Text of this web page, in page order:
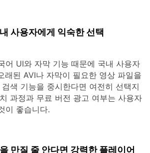
사용자에게 익숙한 선택
어 UI와 자막 기능 때문에 국내 사용자
래된 AVI나 자막이 필요한 영상 파일을
색 기능을 중시한다면 여전히 선택지
과정과 무료 버전 광고 여부는 사용자
이 좋습니다.
만질 줄 안다면 강력한 플레이어